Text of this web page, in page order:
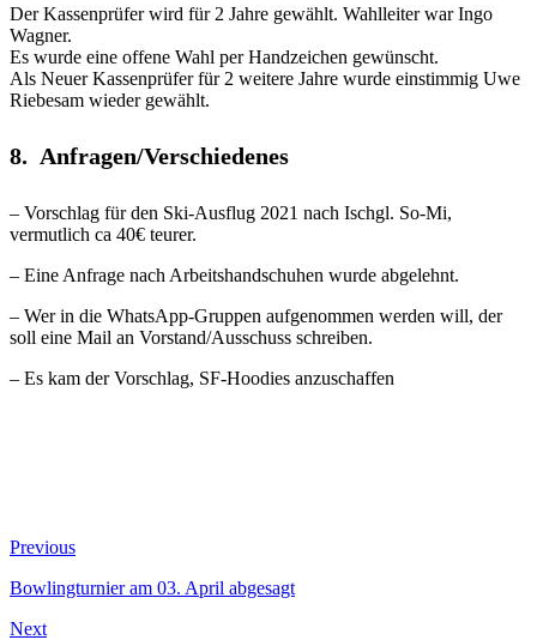
Der Kassenprüfer wird für 2 Jahre gewählt. Wahlleiter war Ingo
Wagner.
Es wurde eine offene Wahl per Handzeichen gewünscht.
Als Neuer Kassenprüfer für 2 weitere Jahre wurde einstimmig Uwe
Riebesam wieder gewählt.
8. Anfragen/Verschiedenes
– Vorschlag für den Ski-Ausflug 2021 nach Ischgl. So-Mi,
vermutlich ca 40€ teurer.
– Eine Anfrage nach Arbeitshandschuhen wurde abgelehnt.
– Wer in die WhatsApp-Gruppen aufgenommen werden will, der
soll eine Mail an Vorstand/Ausschuss schreiben.
– Es kam der Vorschlag, SF-Hoodies anzuschaffen
Beitragsnavigation
PreviousPrevious
Bowlingturnier am 03. April abgesagt
NextNext